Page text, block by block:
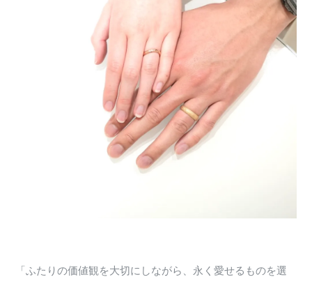
「ふたりの価値観を大切にしながら、永く愛せるものを選